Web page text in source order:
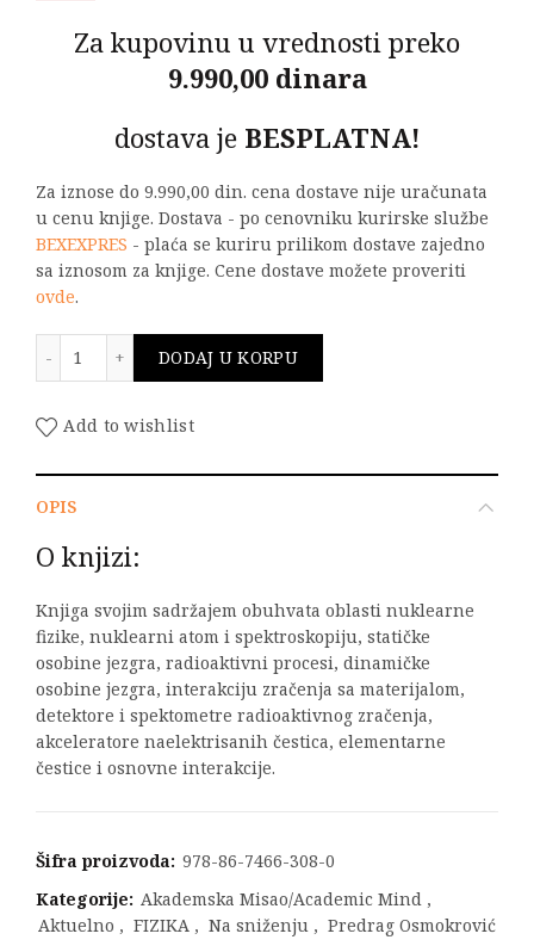
Za kupovinu u vrednosti preko
9.990,00 dinara
dostava je BESPLATNA!
Za iznose do 9.990,00 din. cena dostave nije uračunata
u cenu knjige. Dostava - po cenovniku kurirske službe
BEXEXPRES - plaća se kuriru prilikom dostave zajedno
sa iznosom za knjige. Cene dostave možete proveriti
ovde.
DODAJ U KORPU
Add to wishlist
OPIS
O knjizi:
Knjiga svojim sadržajem obuhvata oblasti nuklearne
fizike, nuklearni atom i spektroskopiju, statičke
osobine jezgra, radioaktivni procesi, dinamičke
osobine jezgra, interakciju zračenja sa materijalom,
detektore i spektometre radioaktivnog zračenja,
akceleratore naelektrisanih čestica, elementarne
čestice i osnovne interakcije.
Šifra proizvoda: 978-86-7466-308-0
Kategorije: Akademska Misao/Academic Mind ,
Aktuelno , FIZIKA , Na sniženju , Predrag Osmokrović